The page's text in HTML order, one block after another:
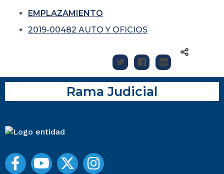
EMPLAZAMIENTO
2019-00482 AUTO Y OFICIOS
Rama Judicial